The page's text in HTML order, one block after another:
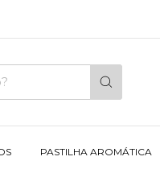
PASTILHA AROMÁTICA